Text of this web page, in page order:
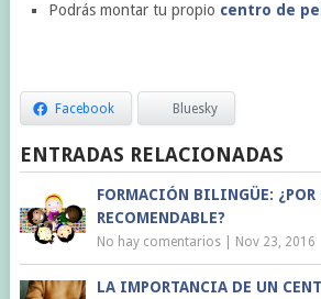
Podrás montar tu propio centro de
Facebook Bluesky
ENTRADAS RELACIONADAS
FORMACIÓN BILINGÜE: ¿POR
RECOMENDABLE?
No hay comentarios| Nov 23, 2016
LA IMPORTANCIA DE UN